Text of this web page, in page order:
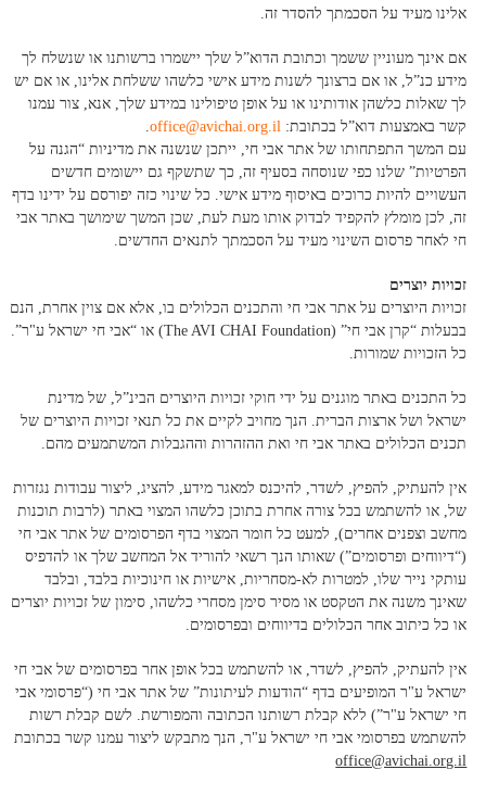
אלינו מעיד על הסכמתך להסדר זה.
אם אינך מעוניין ששמך וכתובת הדוא”ל שלך יישמרו ברשותנו או שנשלח לך
מידע כנ”ל, או אם ברצונך לשנות מידע אישי כלשהו ששלחת אלינו, או אם יש
לך שאלות כלשהן אודותינו או על אופן טיפולינו במידע שלך, אנא, צור עמנו
קשר באמצעות דוא”ל בכתובת:
.
עם המשך התפתחותו של אתר אבי חי, ייתכן שנשנה את מדיניות “הגנה על
הפרטיות” שלנו כפי שנוסחה בסעיף זה, כך שתשקף גם יישומים חדשים
העשויים להיות כרוכים באיסוף מידע אישי. כל שינוי כזה יפורסם על ידינו בדף
זה, לכן מומלץ להקפיד לבדוק אותו מעת לעת, שכן המשך שימושך באתר אבי
חי לאחר פרסום השינוי מעיד על הסכמתך לתנאים החדשים.
זכויות יוצרים
זכויות היוצרים על אתר אבי חי והתכנים הכלולים בו, אלא אם צוין אחרת, הנם
בבעלות “קרן אבי חי” (The AVI CHAI Foundation) או “אבי חי ישראל ע"ר”.
כל הזכויות שמורות.
כל התכנים באתר מוגנים על ידי חוקי זכויות היוצרים הבינ”ל, של מדינת
ישראל ושל ארצות הברית. הנך מחויב לקיים את כל תנאי זכויות היוצרים של
תכנים הכלולים באתר אבי חי ואת ההזהרות וההגבלות המשתמעים מהם.
אין להעתיק, להפיץ, לשדר, להיכנס למאגר מידע, להציג, ליצור עבודות נגזרות
של, או להשתמש בכל צורה אחרת בתוכן כלשהו המצוי באתר (לרבות תוכנות
מחשב וצפנים אחרים), למעט כל חומר המצוי בדף הפרסומים של אתר אבי חי
(“דיווחים ופרסומים”) שאותו הנך רשאי להוריד אל המחשב שלך או להדפיס
עותקי נייר שלו, למטרות לא-מסחריות, אישיות או חינוכיות בלבד, ובלבד
שאינך משנה את הטקסט או מסיר סימן מסחרי כלשהו, סימון של זכויות יוצרים
או כל כיתוב אחר הכלולים בדיווחים ובפרסומים.
אין להעתיק, להפיץ, לשדר, או להשתמש בכל אופן אחר בפרסומים של אבי חי
ישראל ע"ר המופיעים בדף “הודעות לעיתונות” של אתר אבי חי (“פרסומי אבי
חי ישראל ע"ר”) ללא קבלת רשותנו הכתובה והמפורשת. לשם קבלת רשות
להשתמש בפרסומי אבי חי ישראל ע"ר, הנך מתבקש ליצור עמנו קשר בכתובת
office@avichai.org.il